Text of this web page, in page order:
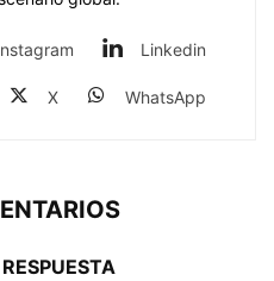
Linkedin
X WhatsApp